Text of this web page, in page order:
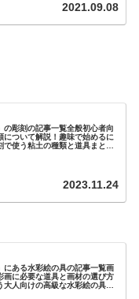
2021.09.08
の彫刻の記事一覧全般初心者向
について解説！趣味で始めるに
で使う粘土の種類と道具まとめ
2023.11.24
にある水彩絵の具の記事一覧画
画に必要な道具と画材の選び方
大人向けの高級な水彩絵の具を